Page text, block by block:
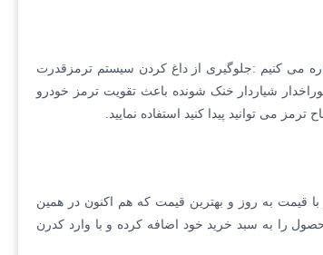
می کنیم :جلوگیری از داغ کردن سیستم ترمزقدرت
شیاردار خنک شونده باعث تقویت ترمز خودرو
می توانید پیدا کنید استفاده نمایید.
قیمت به روز و بهترین قیمت که هم اکنون در همین
را به سبد خرید خود اضافه کرده و با وارد کدرن